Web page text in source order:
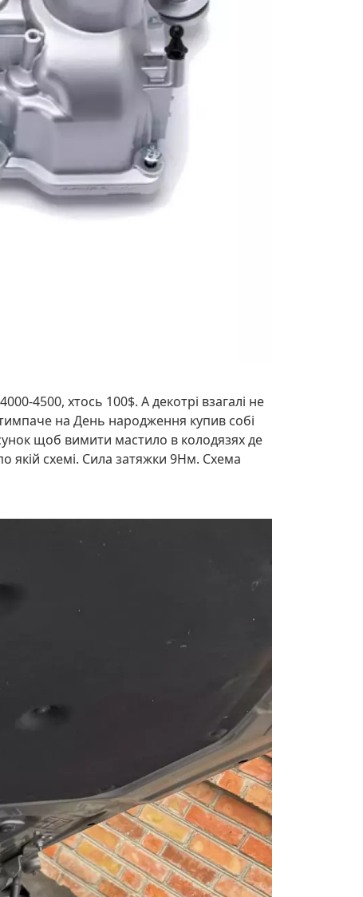
4500, хтось 100$. А декотрі взагалі не
на День народження купив собі
щоб вимити мастило в колодязях де
схемі. Сила затяжки 9Нм. Схема